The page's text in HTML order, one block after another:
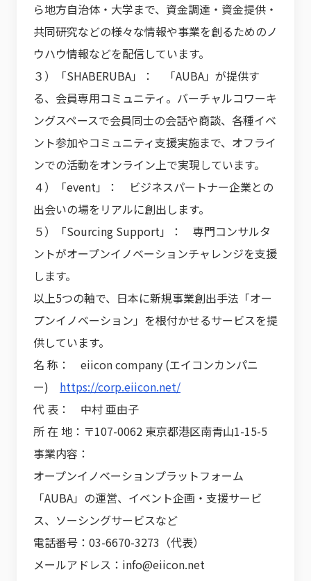
ら地方自治体・大学まで、資金調達・資金提供・
共同研究などの様々な情報や事業を創るためのノ
ウハウ情報などを配信しています。
３）「SHABERUBA」： 「AUBA」が提供す
る、会員専用コミュニティ。バーチャルコワーキ
ングスペースで会員同士の会話や商談、各種イベ
ント参加やコミュニティ支援実施まで、オフライ
ンでの活動をオンライン上で実現しています。
４）「event」： ビジネスパートナー企業との
出会いの場をリアルに創出します。
５）「Sourcing Support」： 専門コンサルタ
ントがオープンイノベーションチャレンジを支援
します。
以上5つの軸で、日本に新規事業創出手法「オー
プンイノベーション」を根付かせるサービスを提
供しています。
名 称： eiicon company (エイコンカンパニ
ー) https://corp.eiicon.net/
代 表： 中村 亜由子
所 在 地：〒107-0062 東京都港区南青山1-15-5
事業内容：
オープンイノベーションプラットフォーム
「AUBA」の運営、イベント企画・支援サービ
ス、ソーシングサービスなど
電話番号：03-6670-3273（代表）
メールアドレス：info@eiicon.net